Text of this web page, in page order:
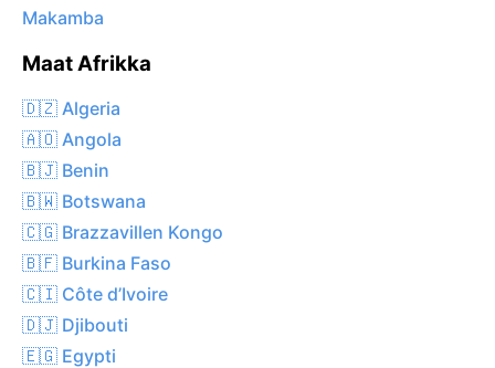
Makamba
Maat Afrikka
🇩🇿 Algeria
🇦🇴 Angola
🇧🇯 Benin
🇧🇼 Botswana
🇨🇬 Brazzavillen Kongo
🇧🇫 Burkina Faso
🇨🇮 Côte d’Ivoire
🇩🇯 Djibouti
🇪🇬 Egypti